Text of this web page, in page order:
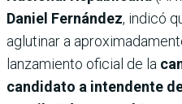
Daniel Fernández, indicó
aglutinar a
lanzamiento oficial de la
candidato a intendente